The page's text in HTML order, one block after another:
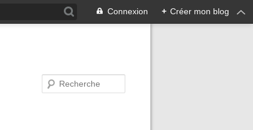
Connexion + Créer mon blog